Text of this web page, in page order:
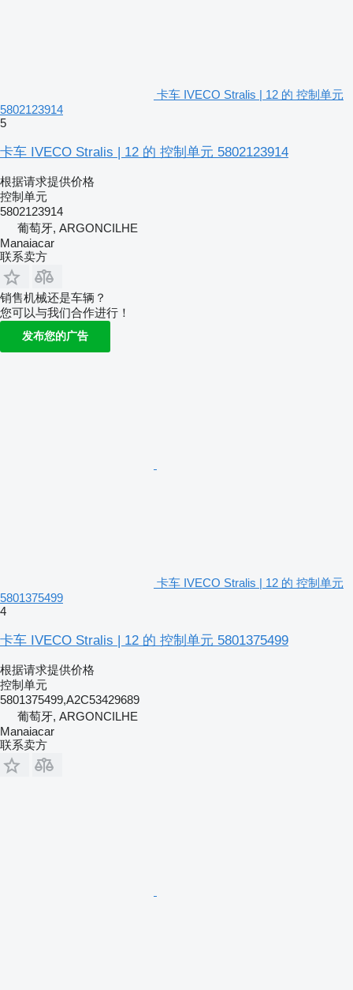
卡车 IVECO Stralis | 12 的 控制单元
5802123914
5
卡车 IVECO Stralis | 12 的 控制单元 5802123914
根据请求提供价格
控制单元
5802123914
葡萄牙, ARGONCILHE
Manaiacar
联系卖方
销售机械还是车辆？
您可以与我们合作进行！
发布您的广告
卡车 IVECO Stralis | 12 的 控制单元
5801375499
4
卡车 IVECO Stralis | 12 的 控制单元 5801375499
根据请求提供价格
控制单元
5801375499,A2C53429689
葡萄牙, ARGONCILHE
Manaiacar
联系卖方